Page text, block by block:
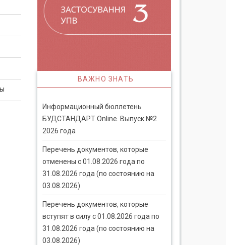
ВАЖНО ЗНАТЬ
Информационный бюллетень
БУДСТАНДАРТ Online. Выпуск №2
2026 года
Перечень документов, которые
отменены с 01.08.2026 года по
31.08.2026 года (по состоянию на
03.08.2026)
Перечень документов, которые
вступят в силу с 01.08.2026 года по
31.08.2026 года (по состоянию на
03.08.2026)